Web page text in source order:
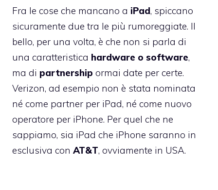
Fra le cose che mancano a iPad, spiccano
sicuramente due tra le più rumoreggiate. Il
bello, per una volta, è che non si parla di
una caratteristica hardware o software,
ma di partnership ormai date per certe.
Verizon, ad esempio non è stata nominata
né come partner per iPad, né come nuovo
operatore per iPhone. Per quel che ne
sappiamo, sia iPad che iPhone saranno in
esclusiva con AT&T, ovviamente in USA.